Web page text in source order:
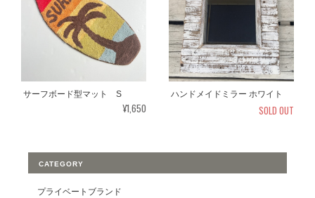
サーフボード型マット S
¥1,650
ハンドメイドミラー ホワイト
SOLD OUT
CATEGORY
プライベートブランド